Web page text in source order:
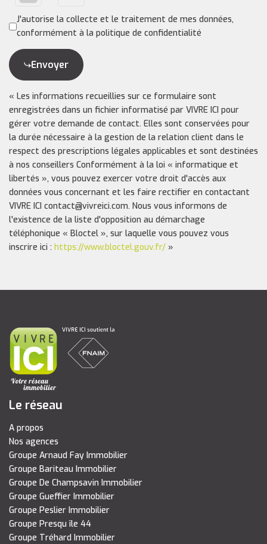
J'autorise la collecte et le traitement de mes données,
conformément à la politique de confidentialité
Envoyer
« Les informations recueillies sur ce formulaire sont
enregistrées dans un fichier informatisé par VIVRE ICI pour
gérer votre demande de contact. Elles sont conservées pour
la durée nécessaire à la gestion de la relation client dans le
respect des prescriptions légales applicables et sont destinées
à nos conseillers Conformément à la loi « informatique et
libertés », vous pouvez exercer votre droit d'accès aux
données vous concernant et les faire rectifier en contactant
VIVRE ICI contact@vivreici.com. Nous vous informons de
l'existence de la liste d'opposition au démarchage
téléphonique « Bloctel », sur laquelle vous pouvez vous
inscrire ici : https://www.bloctel.gouv.fr/ »
Le réseau
A propos
Nos agences
Groupe Arnaud Fay Immobilier
Groupe Bariteau Immobilier
Groupe De Champsavin Immobilier
Groupe Gueffier Immobilier
Groupe Peslier Immobilier
Groupe Presqu île 44
Groupe Tréhard Immobilier